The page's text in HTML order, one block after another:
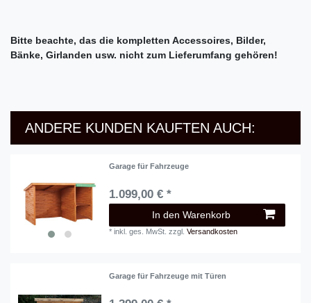
Bitte beachte, das die kompletten Accessoires, Bilder,
Bänke, Girlanden usw. nicht zum Lieferumfang gehören!
ANDERE KUNDEN KAUFTEN AUCH:
Garage für Fahrzeuge
1.099,00 € *
In den Warenkorb
*inkl. ges. MwSt. zzgl.Versandkosten
Garage für Fahrzeuge mit Türen